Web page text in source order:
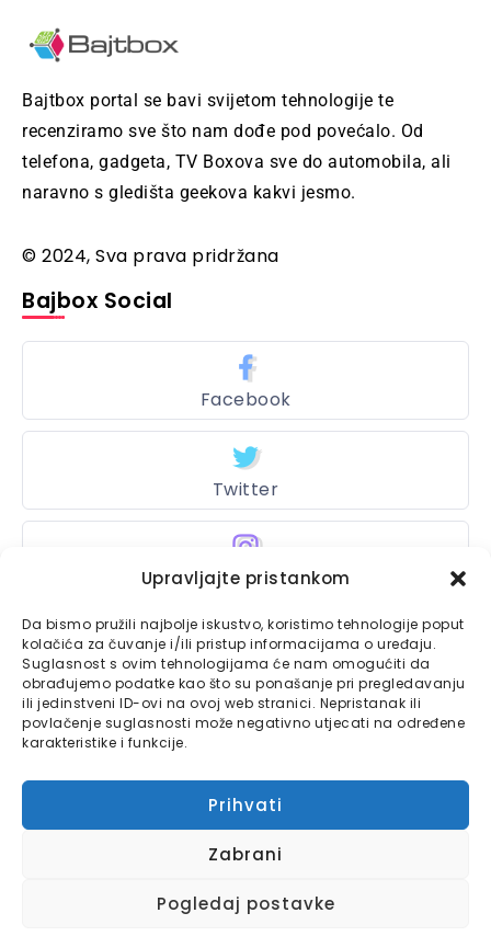
Upravljajte pristankom
Da bismo pružili najbolje iskustvo, koristimo tehnologije poput
kolačića za čuvanje i/ili pristup informacijama o uređaju.
Suglasnost s ovim tehnologijama će nam omogućiti da
obrađujemo podatke kao što su ponašanje pri pregledavanju
ili jedinstveni ID-ovi na ovoj web stranici. Nepristanak ili
povlačenje suglasnosti može negativno utjecati na određene
karakteristike i funkcije.
Prihvati
Zabrani
Pogledaj postavke
Bajtbox portal se bavi svijetom tehnologije te
recenziramo sve što nam dođe pod povećalo. Od
telefona, gadgeta, TV Boxova sve do automobila, ali
naravno s gledišta geekova kakvi jesmo.
© 2024, Sva prava pridržana
Bajbox Social
Facebook
Twitter
Instagram
Bajtbox
Linkovi
Kontaktirajte nas
Impressum
Bajtbox koristi
usluge.